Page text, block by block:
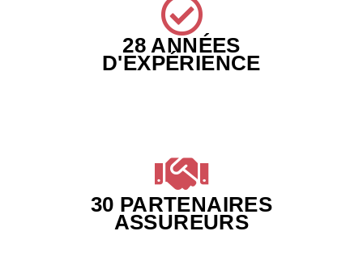
28 ANNÉES
D'EXPÉRIENCE
30 PARTENAIRES
ASSUREURS